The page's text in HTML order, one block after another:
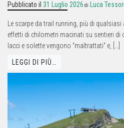
Pubblicato il 31 Luglio 2026 di Luca
Le scarpe da trail running, più di
effetti di chilometri macinati su sentieri di
lacci e solette vengono “maltrattati” e, […]
LEGGI DI PIÙ…